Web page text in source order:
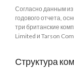
Согласно данным из
годового отчета,
три британские
Limited и Tarson
Структура